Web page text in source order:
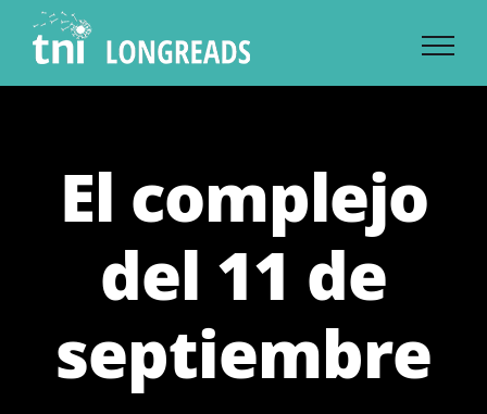
content
El complejo
del 11 de
septiembre